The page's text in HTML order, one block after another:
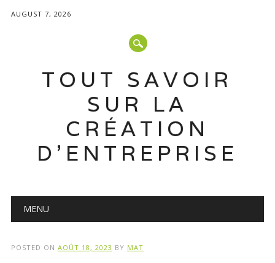
AUGUST 7, 2026
TOUT SAVOIR
SUR LA
CRÉATION
D'ENTREPRISE
Main menu
MENU
POSTED ON AOÛT 18, 2023 BY MAT